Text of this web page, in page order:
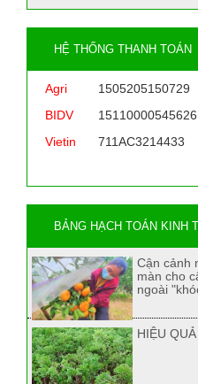
HỆ THỐNG THANH TOÁN
Agri
1505205150729
BIDV
15110000545626
Vietin
711AC3214433
BẢNG HẠCH TOÁN KINH
Cận cảnh
màn cho
ngoài
HIỆU